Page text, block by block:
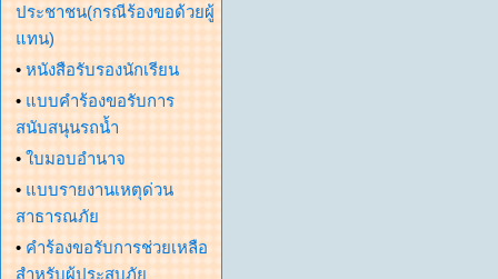
ประชาชน(กรณีร้องขอด้วยผู้
แทน)
• หนังสือรับรองนักเรียน
• แบบคำร้องขอรับการ
สนับสนุนรถน้ำ
• ใบมอบอำนาจ
• แบบรายงานเหตุด่วน
สาธารณภัย
• คำร้องขอรับการช่วยเหลือ
สำหรับผู้ประสบภัย